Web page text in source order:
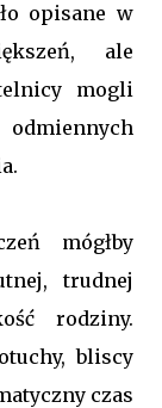
opisane w
ale
mogli
mógłby
trudnej
rodziny.
bliscy
czas